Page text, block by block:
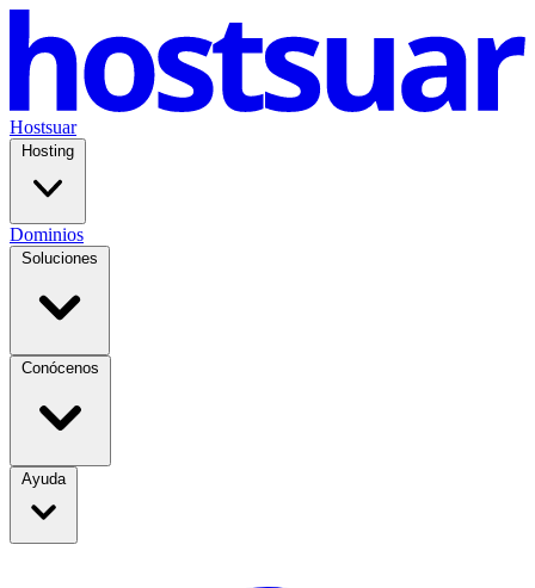
Hostsuar
Hosting
Dominios
Soluciones
Conócenos
Ayuda